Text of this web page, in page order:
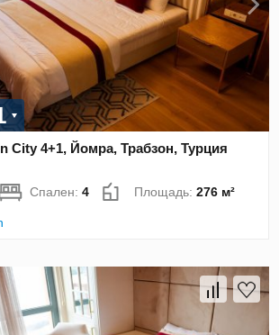
City 4+1, Йомра, Трабзон, Турция
Спален:4 Площадь:276 м²